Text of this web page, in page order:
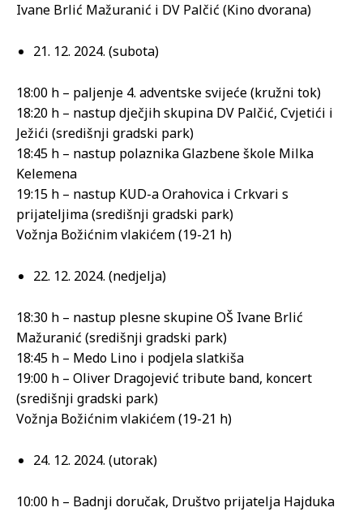
Ivane Brlić Mažuranić i DV Palčić (Kino dvorana)
21. 12. 2024. (subota)
18:00 h – paljenje 4. adventske svijeće (kružni tok)
18:20 h – nastup dječjih skupina DV Palčić, Cvjetići i
Ježići (središnji gradski park)
18:45 h – nastup polaznika Glazbene škole Milka
Kelemena
19:15 h – nastup KUD-a Orahovica i Crkvari s
prijateljima (središnji gradski park)
Vožnja Božićnim vlakićem (19-21 h)
22. 12. 2024. (nedjelja)
18:30 h – nastup plesne skupine OŠ Ivane Brlić
Mažuranić (središnji gradski park)
18:45 h – Medo Lino i podjela slatkiša
19:00 h – Oliver Dragojević tribute band, koncert
(središnji gradski park)
Vožnja Božićnim vlakićem (19-21 h)
24. 12. 2024. (utorak)
10:00 h – Badnji doručak, Društvo prijatelja Hajduka